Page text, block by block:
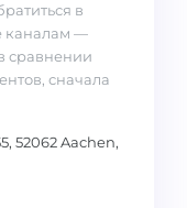
в
каналам —
сравнении
сначала
52062 Aachen,